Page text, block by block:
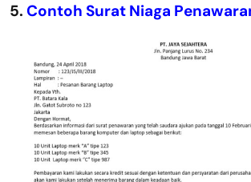
5. Contoh Surat Niaga